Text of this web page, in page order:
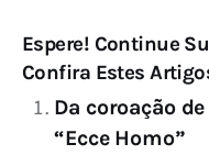
Espere! Continue
Confira Estes
Da coroação
“Ecce Homo”